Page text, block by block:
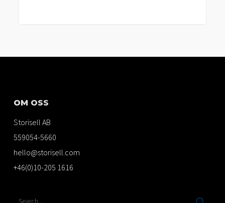
OM OSS
Storisell AB
559054-5660
hello@storisell.com
+46(0)10-205 1616